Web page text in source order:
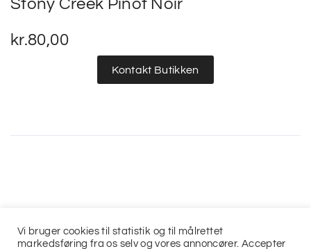
Stony Creek Pinot Noir
kr.80,00
Kontakt Butikken
Vi bruger cookies til statistik og til målrettet
markedsføring fra os selv og vores annoncører. Accepter